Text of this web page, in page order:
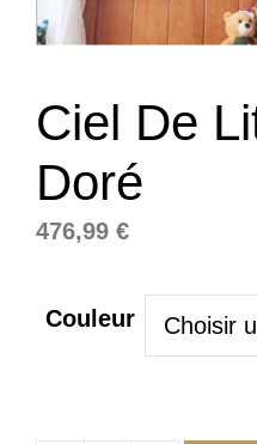
Ciel De
Doré
476,99 €
Couleur